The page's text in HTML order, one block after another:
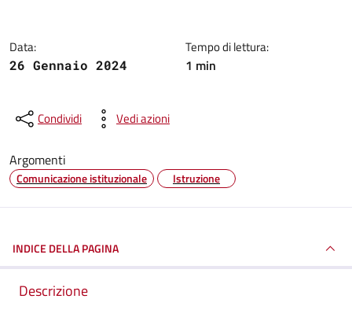
Data:
26 Gennaio 2024
Tempo di lettura:
1 min
Condividi Vedi azioni
Argomenti
Comunicazione istituzionale Istruzione
INDICE DELLA PAGINA
Descrizione